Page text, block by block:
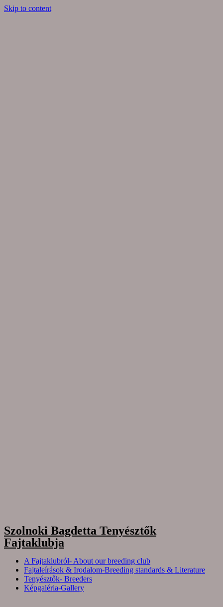
Skip to content
Szolnoki Bagdetta Tenyésztők
Fajtaklubja
A Fajtaklubról- About our breeding club
Fajtaleírások & Irodalom-Breeding standards & Literature
Tenyésztők- Breeders
Képgaléria-Gallery